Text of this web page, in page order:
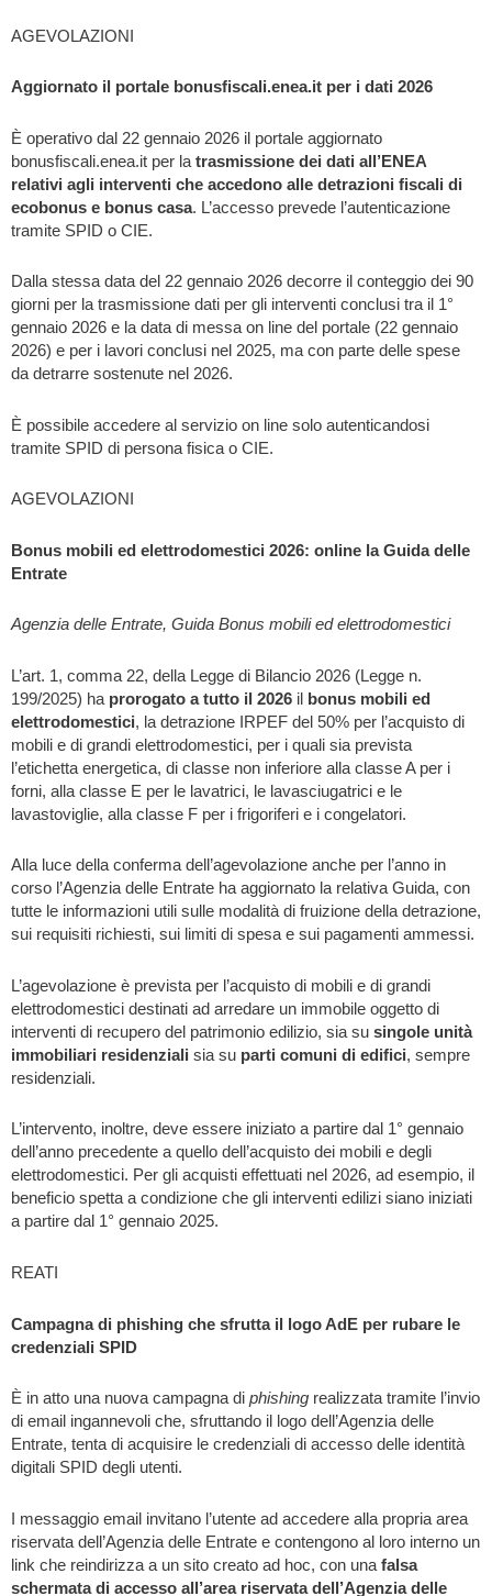
AGEVOLAZIONI
Aggiornato il portale bonusfiscali.enea.it per i dati 2026
È operativo dal 22 gennaio 2026 il portale aggiornato
bonusfiscali.enea.it per la trasmissione dei dati all’ENEA
relativi agli interventi che accedono alle detrazioni fiscali di
ecobonus e bonus casa. L’accesso prevede l’autenticazione
tramite SPID o CIE.
Dalla stessa data del 22 gennaio 2026 decorre il conteggio dei 90
giorni per la trasmissione dati per gli interventi conclusi tra il 1°
gennaio 2026 e la data di messa on line del portale (22 gennaio
2026) e per i lavori conclusi nel 2025, ma con parte delle spese
da detrarre sostenute nel 2026.
È possibile accedere al servizio on line solo autenticandosi
tramite SPID di persona fisica o CIE.
AGEVOLAZIONI
Bonus mobili ed elettrodomestici 2026: online la Guida delle
Entrate
Agenzia delle Entrate, Guida Bonus mobili ed elettrodomestici
L’art. 1, comma 22, della Legge di Bilancio 2026 (Legge n.
199/2025) ha prorogato a tutto il 2026 il
bonus mobili ed
elettrodomestici, la detrazione IRPEF del 50% per l’acquisto di
mobili e di grandi elettrodomestici, per i quali sia prevista
l’etichetta energetica, di classe non inferiore alla classe A per i
forni, alla classe E per le lavatrici, le lavasciugatrici e le
lavastoviglie, alla classe F per i frigoriferi e i congelatori.
Alla luce della conferma dell’agevolazione anche per l’anno in
corso l’Agenzia delle Entrate ha aggiornato la relativa Guida, con
tutte le informazioni utili sulle modalità di fruizione della detrazione,
sui requisiti richiesti, sui limiti di spesa e sui pagamenti ammessi.
L’agevolazione è prevista per l’acquisto di mobili e di grandi
elettrodomestici destinati ad arredare un immobile oggetto di
interventi di recupero del patrimonio edilizio, sia su singole unità
immobiliari residenziali sia su parti comuni di edifici, sempre
residenziali.
L’intervento, inoltre, deve essere iniziato a partire dal 1° gennaio
dell’anno precedente a quello dell’acquisto dei mobili e degli
elettrodomestici. Per gli acquisti effettuati nel 2026, ad esempio, il
beneficio spetta a condizione che gli interventi edilizi siano iniziati
a partire dal 1° gennaio 2025.
REATI
Campagna di phishing che sfrutta il logo AdE per rubare le
credenziali SPID
È in atto una nuova campagna di phishing realizzata tramite l’invio
di email ingannevoli che, sfruttando il logo dell’Agenzia delle
Entrate, tenta di acquisire le credenziali di accesso delle identità
digitali SPID degli utenti.
I messaggio email invitano l’utente ad accedere alla propria area
riservata dell’Agenzia delle Entrate e contengono al loro interno un
link che reindirizza a un sito creato ad hoc, con una falsa
schermata di accesso all’area riservata dell’Agenzia delle